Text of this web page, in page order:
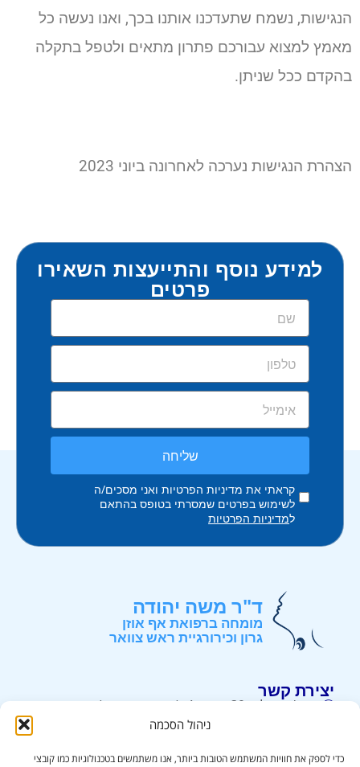
ניהול הסכמה
כדי לספק את חוויות המשתמש הטובות ביותר, אנו משתמשים בטכנולוגיות כמו קובצי
הנגישות, נשמח שתעדכנו אותנו בכך, ואנו נעשה כל
מאמץ למצוא עבורכם פתרון מתאים ולטפל בתקלה
בהקדם ככל שניתן.
הצהרת הנגישות נערכה לאחרונה ביוני 2023
למידע נוסף והתייעצות השאירו
פרטים
קראתי את מדיניות הפרטיות ואני מסכים/ה
לשימוש בפרטים שמסרתי בטופס בהתאם
למדיניות הפרטיות
שליחה
ד"ר משה יהודה
מומחה ברפואת אף אוזן
גרון וכירורגיית ראש צוואר
יצירת קשר
רח' ירושלים 39, קומה 4, (קניון קרית אונו) . קרית אונו.